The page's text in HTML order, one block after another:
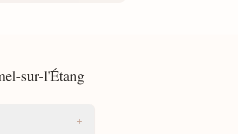
sur-l'Étang
+